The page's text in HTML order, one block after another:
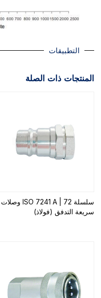
التطبيقات
المنتجات ذات الصلة
سلسلة 72 | ISO 7241 A وصلات
سريعة التدفق (فولاذ)